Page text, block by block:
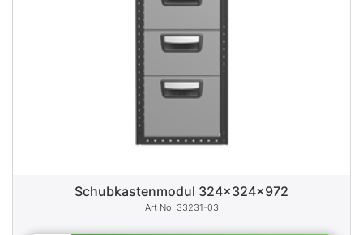
Schubkastenmodul 324x324x972
33231-03